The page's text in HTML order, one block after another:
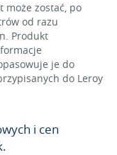
zostać, po
od razu
Produkt
je do
do Leroy
i cen